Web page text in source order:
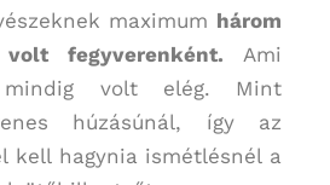
maximum három
volt fegyverenként. Ami
volt elég. Mint
húzásúnál, így az
kell hagynia ismétlésnél a